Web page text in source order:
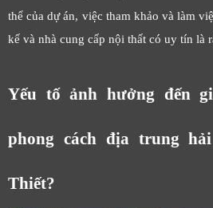
thể của dự án, việc tham khảo và làm
kế và nhà cung cấp nội thất có uy tín là
Yếu tố ảnh hưởng đến
phong cách địa trung
Thiết?